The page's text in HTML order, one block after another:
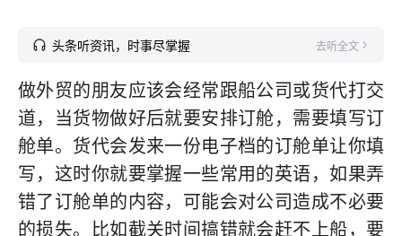
头条听资讯，时事尽掌握 去听全文
做外贸的朋友应该会经常跟船公司或货代打交
道，当货物做好后就要安排订舱，需要填写订
舱单。货代会发来一份电子档的订舱单让你填
写，这时你就要掌握一些常用的英语，如果弄
错了订舱单的内容，可能会对公司造成不必要
的损失。比如截关时间搞错就会赶不上船，要